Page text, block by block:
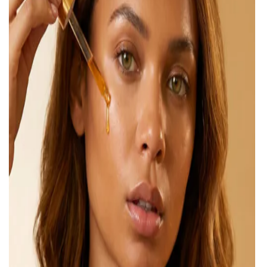
ВЕРНУТЬСЯ К БЛОГУ
ВОЙТИ С ПОМОЩЬЮ ЗВОНКА
ВЕРНУТЬСЯ ПЕРЕЧИСЛИТЬ
ВЕРНУТЬСЯ